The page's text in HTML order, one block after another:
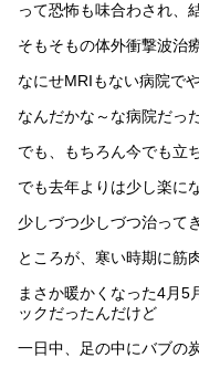
って恐怖も味合わされ、
そもそもの体外衝撃波治
なにせMRIもない病院で
なんだかな～な病院だっ
でも、もちろん今でも立
でも去年よりは少し楽に
少しづつ少しづつ治って
ところが、寒い時期に筋
まさか暖かくなった4月5
ックだったんだけど
一日中、足の中にバブの